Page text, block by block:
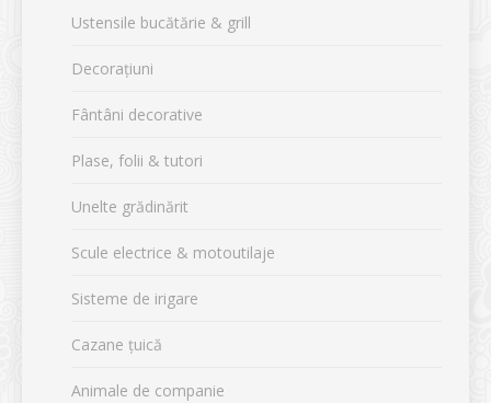
Ustensile bucătărie & grill
Decorațiuni
Fântâni decorative
Plase, folii & tutori
Unelte grădinărit
Scule electrice & motoutilaje
Sisteme de irigare
Cazane țuică
Animale de companie